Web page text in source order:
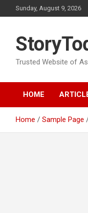
to
Sunday, August 9, 2026
Trusted Website of
HOME
Home Sample Page